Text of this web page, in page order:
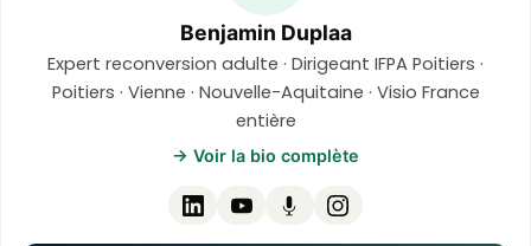
Benjamin Duplaa
Expert reconversion adulte · Dirigeant IFPA Poitiers ·
Poitiers · Vienne · Nouvelle-Aquitaine · Visio France
entière
→ Voir la bio complète